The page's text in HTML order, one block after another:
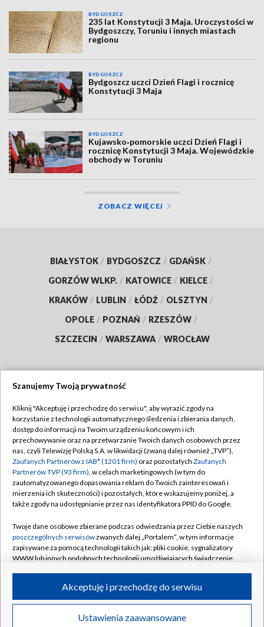
BYDGOSZCZ
235 lat Konstytucji 3 Maja. Uroczystości w
Bydgoszczy, Toruniu i innych miastach
regionu
BYDGOSZCZ
Bydgoszcz uczci Dzień Flagi i rocznicę
Konstytucji 3 Maja
BYDGOSZCZ
Kujawsko‑pomorskie uczci Dzień Flagi i
rocznicę Konstytucji 3 Maja. Wojewódzkie
obchody w Toruniu
ZOBACZ WIĘCEJ
BIAŁYSTOK / BYDGOSZCZ / GDAŃSK /
GORZÓW WLKP. / KATOWICE / KIELCE /
KRAKÓW / LUBLIN / ŁÓDŹ / OLSZTYN /
OPOLE / POZNAŃ / RZESZÓW /
SZCZECIN / WARSZAWA / WROCŁAW
TVP
Abonament TVP
Emisja w TVP
Centrum informacji TVP
Naziemna Telewizja Cyfrowa
Rada Programowa
System NOS
Informacje o nadawcy
Program dla prasy
Regulamin TVP
Polityka prywatności
Moje zgody
Pomoc
Kontakt
Kanały
©2026 Telewizja Polska S.A. w likwidacji
Szanujemy Twoją prywatność
Kliknij "Akceptuję i przechodzę do serwisu", aby wyrazić zgody na
korzystanie z technologii automatycznego śledzenia i zbierania danych,
dostęp do informacji na Twoim urządzeniu końcowym i ich
przechowywanie oraz na przetwarzanie Twoich danych osobowych przez
nas, czyli Telewizję Polską S.A. w likwidacji (zwaną dalej również „TVP”),
Zaufanych Partnerów z IAB* (1201 firm) oraz pozostałych Zaufanych
Partnerów TVP (93 firm), w celach marketingowych (w tym do
zautomatyzowanego dopasowania reklam do Twoich zainteresowań i
mierzenia ich skuteczności) i pozostałych, które wskazujemy poniżej, a
także zgody na udostępnianie przez nas identyfikatora PPID do Google.
Twoje dane osobowe zbierane podczas odwiedzania przez Ciebie naszych
poszczególnych serwisówzwanych dalej „Portalem”, w tym informacje
zapisywane za pomocą technologii takich jak: pliki cookie, sygnalizatory
WWW lub innych podobnych technologii umożliwiających świadczenie
ruchu w Internecie.
Twoje dane osobowe zbierane podczas odwiedzania przez Ciebie
poszczególnych serwisówna Portalu, takie jak adresy IP, identyfikatory
Ustawienia zaawansowane
Akceptuję i przechodzę do serwisu